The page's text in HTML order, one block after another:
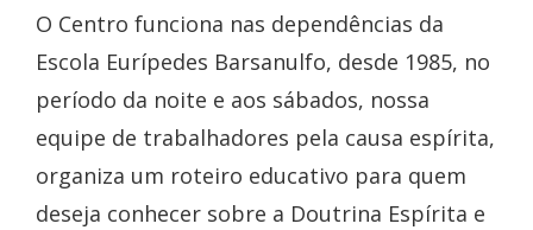
O Centro funciona nas dependências da
Escola Eurípedes Barsanulfo, desde 1985, no
período da noite e aos sábados, nossa
equipe de trabalhadores pela causa espírita,
organiza um roteiro educativo para quem
deseja conhecer sobre a Doutrina Espírita e